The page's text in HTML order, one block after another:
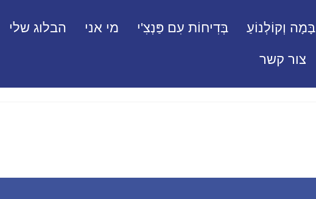
בָּמָה וְקוֹלְנוֹעַ בְּדִיחוֹת עִם פַּנְצִ'י מי אני הבלוג שלי
צור קשר